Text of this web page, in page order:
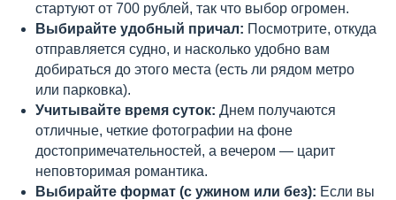
стартуют от 700 рублей, так что выбор огромен.
Выбирайте удобный причал: Посмотрите, откуда
отправляется судно, и насколько удобно вам
добираться до этого места (есть ли рядом метро
или парковка).
Учитывайте время суток: Днем получаются
отличные, четкие фотографии на фоне
достопримечательностей, а вечером — царит
неповторимая романтика.
Выбирайте формат (с ужином или без): Если вы